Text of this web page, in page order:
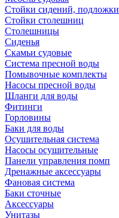
Стойки сидений, подложки
Стойки столешниц
Столешницы
Сиденья
Скамьи судовые
Система пресной воды
Помывочные комплекты
Насосы пресной воды
Шланги для воды
Фитинги
Горловины
Баки для воды
Осушительная система
Насосы осушительные
Панели управления помп
Дренажные аксессуары
Фановая система
Баки сточные
Аксессуары
Унитазы